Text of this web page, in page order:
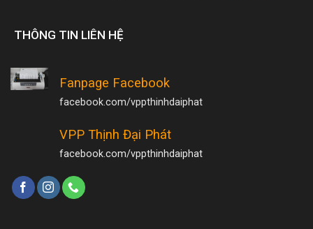
THÔNG TIN LIÊN HỆ
Fanpage Facebook
facebook.com/vppthinhdaiphat
VPP Thịnh Đại Phát
facebook.com/vppthinhdaiphat